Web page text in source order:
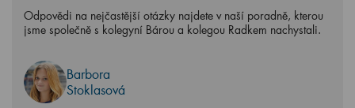
Odpovědi na nejčastější otázky najdete v naší poradně, kterou
jsme společně s kolegyní Bárou a kolegou Radkem nachystali.
Barbora
Stoklasová